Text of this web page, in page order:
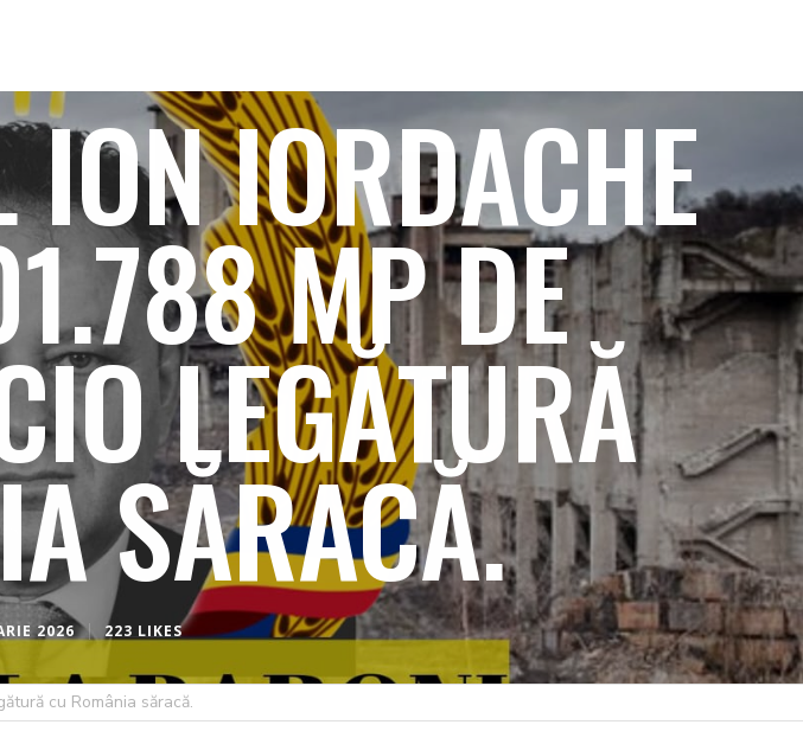
ION IORDACHE
MP DE
LEGĂTURĂ
SĂRACĂ.
2026 223 LIKES
cu România săracă.